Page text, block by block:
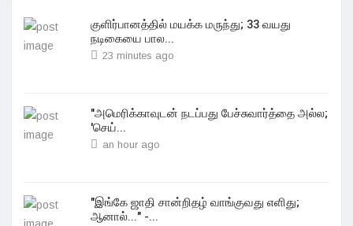
குளிர்பானத்தில் மயக்க மருந்து; 33 வயது
நடிகையை பால...
23 minutes ago
"அமெரிக்காவுடன் நடப்பது பேச்சுவார்த்தை அல்ல;
'செய்...
an hour ago
"இங்கே ஜாதி சான்றிதழ் வாங்குவது எளிது;
ஆனால்..." -...